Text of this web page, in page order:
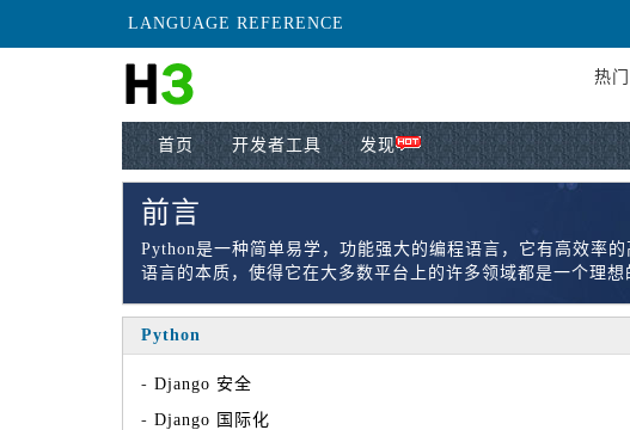
LANGUAGE REFERENCE
热
首页 开发者工具 发现
前言
Python是一种简单易学，功能强大的编程语言，它有高效率
语言的本质，使得它在大多数平台上的许多领域都是一个理
Python
- Django 安全
- Django 国际化